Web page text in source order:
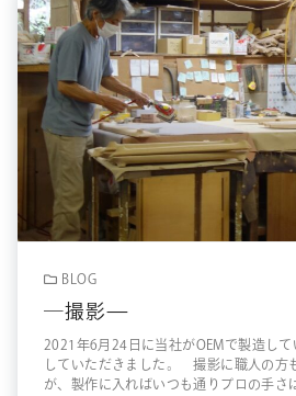
BLOG
―撮影—
2021年6月24日に当社がOEMで製造し
していただきました。 撮影に職人の方
が、製作に入ればいつも通りプロの手さ